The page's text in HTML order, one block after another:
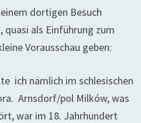
dortigen Besuch
als Einführung zum
Vorausschau geben:
ich nämlich im schlesischen
Arnsdorf/pol Milków, was
war im 18. Jahrhundert